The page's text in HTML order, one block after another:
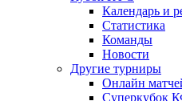
Календарь и
Статистика
Команды
Новости
Другие турниры
Онлайн
Суперкубок